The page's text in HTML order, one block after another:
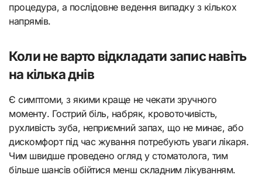
процедура, а послідовне ведення випадку з кількох
напрямів.
Коли не варто відкладати запис навіть
на кілька днів
Є симптоми, з якими краще не чекати зручного
моменту. Гострий біль, набряк, кровоточивість,
рухливість зуба, неприємний запах, що не минає, або
дискомфорт під час жування потребують уваги лікаря.
Чим швидше проведено огляд у стоматолога, тим
більше шансів обійтися менш складним лікуванням.